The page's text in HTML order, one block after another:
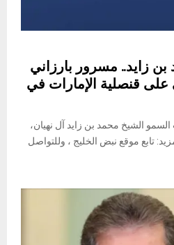
زايد.. مسرور بارزاني
على قنصلية الإمارات في
الشيخ محمد بن زايد آل نهيان،
تابع موقع نبض الخليج ، وللتواصل